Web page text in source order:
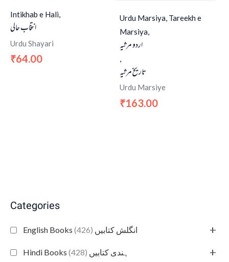
Categories
English Books انگلش کتابیں (426) +
Hindi Books ہندی کتابیں (428) +
Intikhab e Hali,
انتخاب حالی
Urdu Shayari
₹64.00
Urdu Marsiya, Tareekh e
Marsiya,
اردو مرثیہ
,
تاریخ مرثیہ
Urdu Marsiye
₹163.00